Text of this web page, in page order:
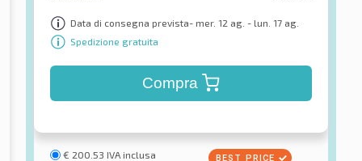
Data di consegna prevista- mer. 12 ag. - lun. 17 ag.
Spedizione gratuita
Compra
€ 200.53 IVA inclusa